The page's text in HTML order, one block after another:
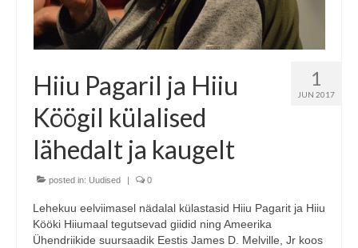
1
JUN 2017
Hiiu Pagaril ja Hiiu
Köögil külalised
lähedalt ja kaugelt
posted in: Uudised | 0
Lehekuu eelviimasel nädalal külastasid Hiiu Pagarit ja Hiiu
Kööki Hiiumaal tegutsevad giidid ning Ameerika
Ühendriikide suursaadik Eestis James D. Melville, Jr koos